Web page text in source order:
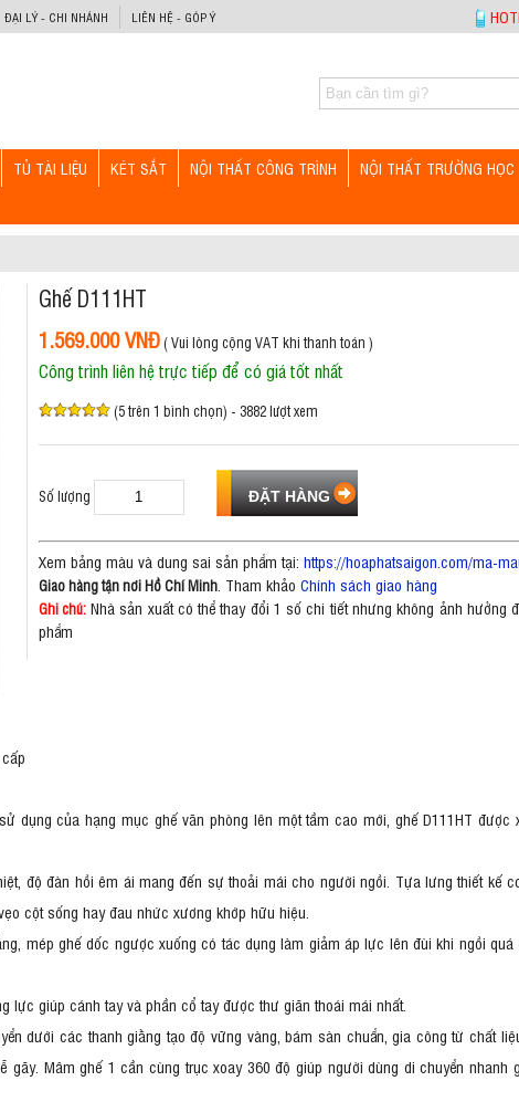
ĐẠI LÝ - CHI NHÁNH LIÊN HỆ - GÓP Ý
TỦ TÀI LIỆU KÉT SẮT NỘI THẤT CÔNG TRÌNH NỘI THẤT TRƯỜNG HỌC
Ghế D111HT
1.569.000 VNĐ( Vui lòng cộng VAT khi thanh toán )
Công trình liên hệ trực tiếp để có giá tốt nhất
(5 trên 1 bình chọn) - 3882 lượt xem
Số lượng
Xem bảng màu và dung sai sản phẩm tại: https://hoaphatsaigon.com/ma-
Giao hàng tận nơi Hồ Chí Minh. Tham khảo Chính sách giao hàng
Ghi chú:Nhà sản xuất có thể thay đổi 1 số chi tiết nhưng không ảnh hưởng
phẩm
dụng của hạng mục ghế văn phòng lên một tầm cao mới, ghế D111HT được
độ đàn hồi êm ái mang đến sự thoải mái cho người ngồi. Tựa lưng thiết kế
cột sống hay đau nhức xương khớp hữu hiệu.
mép ghế dốc ngược xuống có tác dụng làm giảm áp lực lên đùi khi ngồi
lực giúp cánh tay và phần cổ tay được thư giãn thoái mái nhất.
dưới các thanh giằng tạo độ vững vàng, bám sàn chuẩn, gia công từ chất
Mâm ghế 1 cần cùng trục xoay 360 độ giúp người dùng di chuyển nhanh